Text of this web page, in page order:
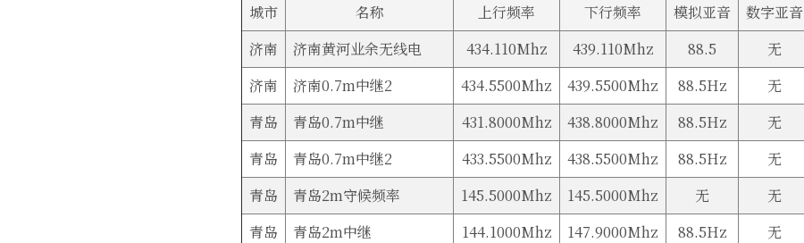
城市 名称 上行频率 下行频率 模拟亚音 数字亚音
济南
济南黄河业余无线电 434.110Mhz 439.110Mhz 88.5 无
济南
济南0.7m中继2 434.5500Mhz 439.5500Mhz 88.5Hz 无
青岛
青岛0.7m中继 431.8000Mhz 438.8000Mhz 88.5Hz 无
青岛
青岛0.7m中继2 433.5500Mhz 438.5500Mhz 88.5Hz 无
青岛
青岛2m守候频率 145.5000Mhz 145.5000Mhz 无 无
青岛
青岛2m中继 144.1000Mhz 147.9000Mhz 88.5Hz 无